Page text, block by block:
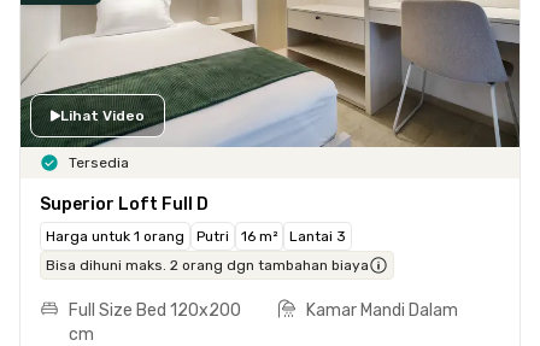
Lihat Video
Tersedia
Superior Loft Full D
Harga untuk 1 orang Putri 16 m²
Lantai 3
Bisa dihuni maks. 2 orang dgn tambahan biaya
Full Size Bed 120x200
cm
Kamar Mandi Dalam